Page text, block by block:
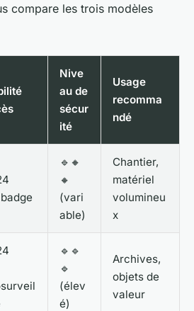
compare les trois modèles
Nive
au de
sécur
ité
Usage
recomma
ndé
🔹🔸
🔸
(vari
able)
Chantier,
matériel
volumineu
x
🔹🔹
🔹
(élev
é)
Archives,
objets de
valeur